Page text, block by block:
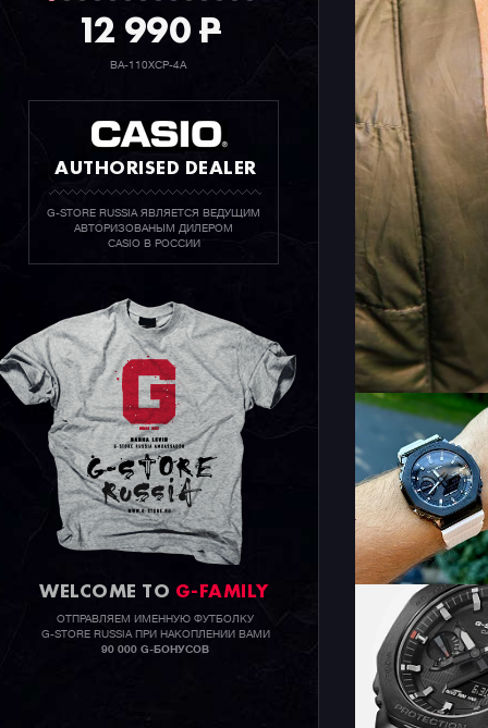
12 990P
BA-110XCP-4A
AUTHORISED DEALER
G-STORE RUSSIA ЯВЛЯЕТСЯ ВЕДУЩИМ
АВТОРИЗОВАНЫМ ДИЛЕРОМ
CASIO В РОССИИ
WELCOME TO G-FAMILY
ОТПРАВЛЯЕМ ИМЕННУЮ ФУТБОЛКУ
G-STORE RUSSIA ПРИ НАКОПЛЕНИИ ВАМИ
90 000 G-БОНУСОВ